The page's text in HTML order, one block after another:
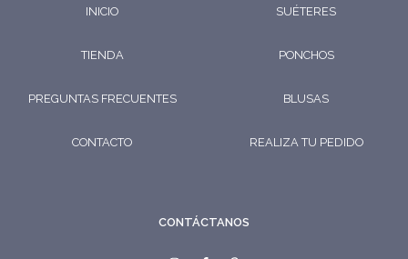
INICIO
TIENDA
PREGUNTAS FRECUENTES
CONTACTO
SUÉTERES
PONCHOS
BLUSAS
REALIZA TU PEDIDO
CONTÁCTANOS